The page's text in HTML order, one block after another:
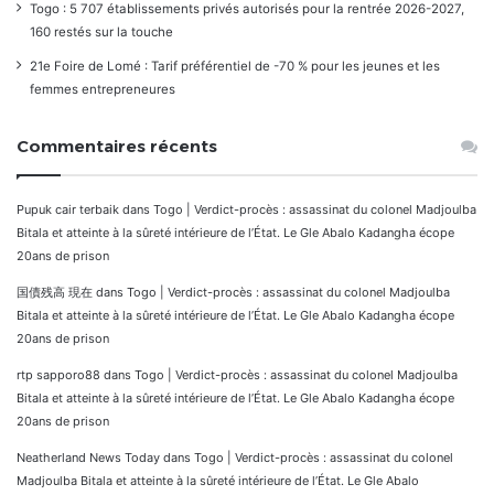
Togo : 5 707 établissements privés autorisés pour la rentrée 2026-2027,
160 restés sur la touche
21e Foire de Lomé : Tarif préférentiel de -70 % pour les jeunes et les
femmes entrepreneures
Commentaires récents
Pupuk cair terbaik dans Togo | Verdict-procès : assassinat du colonel Madjoulba
Bitala et atteinte à la sûreté intérieure de l’État. Le Gle Abalo Kadangha écope
20ans de prison
国債残高 現在 dans Togo | Verdict-procès : assassinat du colonel Madjoulba
Bitala et atteinte à la sûreté intérieure de l’État. Le Gle Abalo Kadangha écope
20ans de prison
rtp sapporo88 dans Togo | Verdict-procès : assassinat du colonel Madjoulba
Bitala et atteinte à la sûreté intérieure de l’État. Le Gle Abalo Kadangha écope
20ans de prison
Neatherland News Today dans Togo | Verdict-procès : assassinat du colonel
Madjoulba Bitala et atteinte à la sûreté intérieure de l’État. Le Gle Abalo